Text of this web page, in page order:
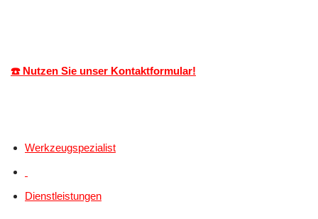
☎️ Nutzen Sie unser Kontaktformular!
Werkzeugspezialist
Dienstleistungen